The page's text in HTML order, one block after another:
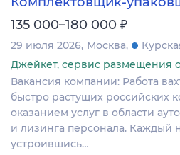
135 000–180 000 ₽
29 июля 2026 Москва
Джейкет, сервис размещения
Вакансия компании: Работа
быстро растущих российских
оказанием услуг в области
и лизинга персонала. Каждый
устроившись…